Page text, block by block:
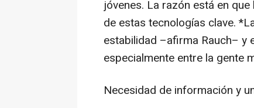
jóvenes. La razón está en
de estas tecnologías clave.
estabilidad –afirma Rauch– y
especialmente entre la gente
Necesidad de información y